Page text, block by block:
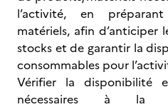
l’activité, en
matériels, afin d’anticiper
stocks et de garantir la
consommables pour
Vérifier la disponibilité
nécessaires à la